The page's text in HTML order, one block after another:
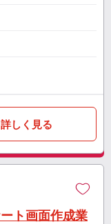
詳しく見る
ト画面作成業